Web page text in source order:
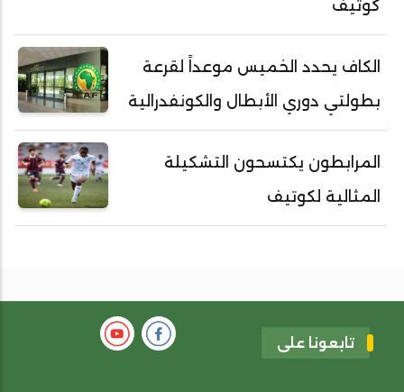
كوتيف
الكاف يحدد الخميس موعداً لقرعة
بطولتي دوري الأبطال والكونفدرالية
المرابطون يكتسحون التشكيلة
المثالية لكوتيف
تابعونا على